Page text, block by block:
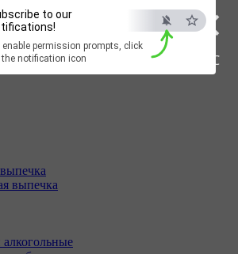
×
ESC
to our
enable permission prompts, click
the notification icon
содержанию
кулинарные рецепты с
выпечка